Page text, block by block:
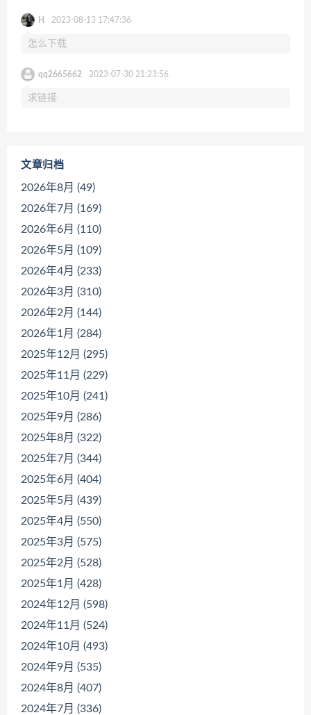
H 2023-08-13 17:47:36
怎么下载
qq2665662 2023-07-30 21:23:56
求链接
文章归档
2026年8月 (49)
2026年7月 (169)
2026年6月 (110)
2026年5月 (109)
2026年4月 (233)
2026年3月 (310)
2026年2月 (144)
2026年1月 (284)
2025年12月 (295)
2025年11月 (229)
2025年10月 (241)
2025年9月 (286)
2025年8月 (322)
2025年7月 (344)
2025年6月 (404)
2025年5月 (439)
2025年4月 (550)
2025年3月 (575)
2025年2月 (528)
2025年1月 (428)
2024年12月 (598)
2024年11月 (524)
2024年10月 (493)
2024年9月 (535)
2024年8月 (407)
2024年7月 (336)